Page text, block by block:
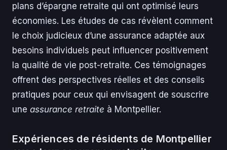
plans d’épargne retraite qui ont optimisé leurs
économies. Les études de cas révèlent comment
le choix judicieux d’une assurance adaptée aux
besoins individuels peut influencer positivement
la qualité de vie post-retraite. Ces témoignages
offrent des perspectives réelles et des conseils
pratiques pour ceux qui envisagent de souscrire
une assurance retraite à Montpellier.
Expériences de résidents de Montpellier